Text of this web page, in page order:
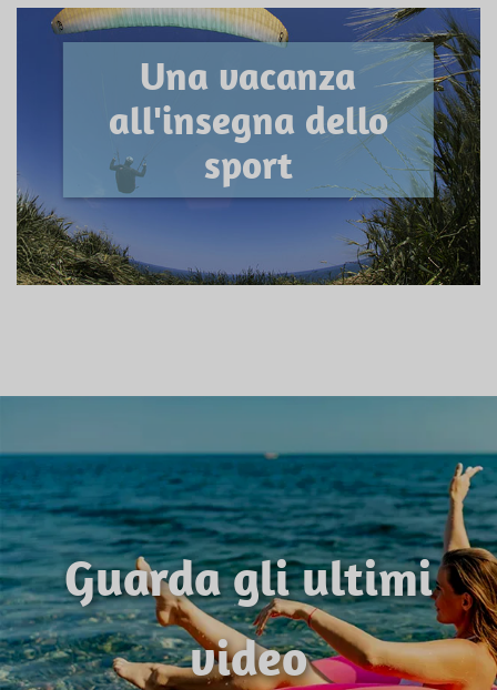
Una vacanza
all'insegna dello
sport
Guarda gli ultimi
video